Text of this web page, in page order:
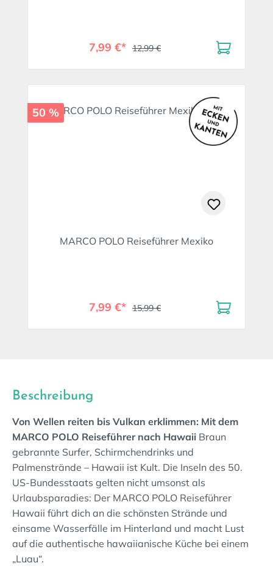
7,99 €* 12,99 €
50 %
MARCO POLO Reiseführer Mexiko
7,99 €* 15,99 €
Beschreibung
Von Wellen reiten bis Vulkan erklimmen: Mit dem
MARCO POLO Reiseführer nach Hawaii Braun
gebrannte Surfer, Schirmchendrinks und
Palmenstrände – Hawaii ist Kult. Die Inseln des 50.
US-Bundesstaats gelten nicht umsonst als
Urlaubsparadies: Der MARCO POLO Reiseführer
Hawaii führt dich an die schönsten Strände und
einsame Wasserfälle im Hinterland und macht Lust
auf die authentische hawaiianische Küche bei einem
„Luau“.